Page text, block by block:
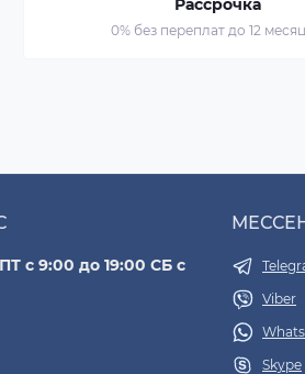
0% без переплат до 12
с 9:00 до 19:00 СБ с
Viber
Skype